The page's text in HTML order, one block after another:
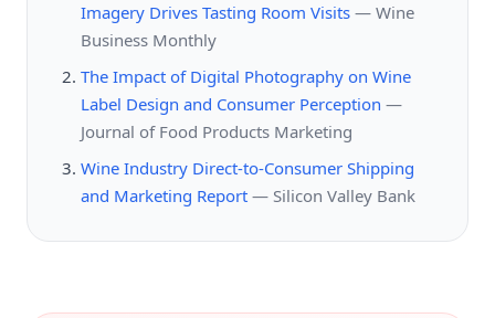
Imagery Drives Tasting Room Visits — Wine
Business Monthly
The Impact of Digital Photography on Wine
Label Design and Consumer Perception —
Journal of Food Products Marketing
Wine Industry Direct-to-Consumer Shipping
and Marketing Report — Silicon Valley Bank